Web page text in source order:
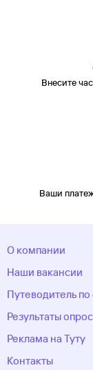
Внесите
Ваши
О компании
Наши вакансии
Путеводитель
Результаты
Реклама на Туту
Контакты